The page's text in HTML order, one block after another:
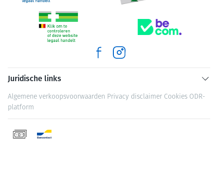
Juridische links
Algemene verkoopsvoorwaarden Privacy disclaimer Cookies ODR-
platform